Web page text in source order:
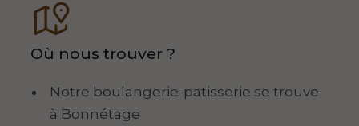
Où nous trouver ?
Notre boulangerie-patisserie se trouve
à Bonnétage